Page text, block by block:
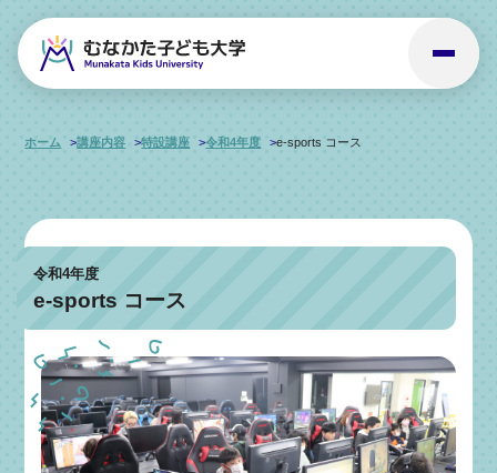
ホーム 講座内容 特設講座 令和4年度 e-sports コース
令和4年度
e-sports コース